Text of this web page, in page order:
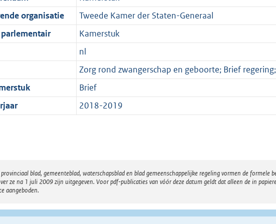
organisatie
Tweede Kamer der Staten-Generaal
Kamerstuk
nl
Zorg rond zwangerschap en geboorte; Brief
Brief
2018-2019
blad, gemeenteblad, waterschapsblad en blad gemeenschappelijke regeling vormen de formele
ze na 1 juli 2009 zijn uitgegeven. Voor pdf-publicaties van vóór deze datum geldt dat alleen de in
aangeboden.